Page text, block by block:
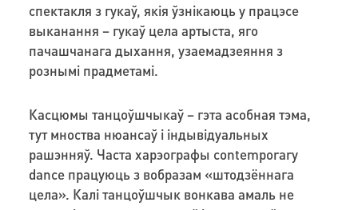
спектакля з гукаў, якія ўзнікаюць у працэсе
выканання – гукаў цела артыста, яго
пачашчанага дыхання, узаемадзеяння з
рознымі прадметамі.
Касцюмы танцоўшчыкаў – гэта асобная тэма,
тут мноства нюансаў і індывідуальных
рашэнняў. Часта харэографы contemporary
dance працуюць з вобразам «штодзённага
цела». Калі танцоўшчык вонкава амаль не